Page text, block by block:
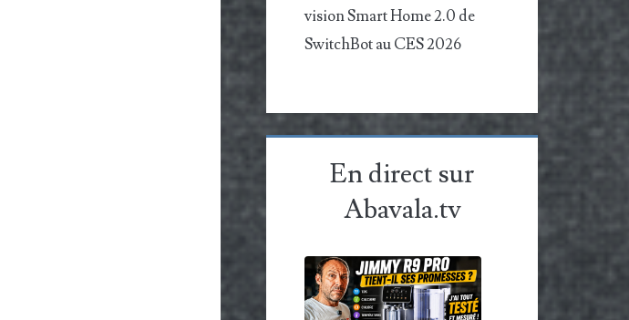
vision Smart Home 2.0 de
SwitchBot au CES 2026
En direct sur
Abavala.tv